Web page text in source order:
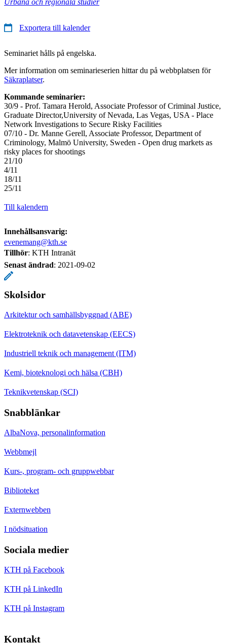
Exportera till kalender
Seminariet hålls på engelska.
Mer information om seminarieserien hittar du på webbplatsen för
Säkraplatser.
Kommande seminarier:
30/9 - Prof. Tamara Herold, Associate Professor of Criminal Justice,
Graduate Director,University of Nevada, Las Vegas, USA - Place
Network Investigations to Secure Risky Facilities
07/10 - Dr. Manne Gerell, Associate Professor, Department of
Criminology, Malmö University, Sweden - Open drug markets as
risky places for shootings
21/10
4/11
18/11
25/11
Till kalendern
Innehållsansvarig:
evenemang@kth.se
Tillhör: KTH Intranät
Senast ändrad: 2021-09-02
Skolsidor
Arkitektur och samhällsbyggnad (ABE)
Elektroteknik och datavetenskap (EECS)
Industriell teknik och management (ITM)
Kemi, bioteknologi och hälsa (CBH)
Teknikvetenskap (SCI)
Snabblänkar
AlbaNova, personalinformation
Webbmejl
Kurs-, program- och gruppwebbar
Biblioteket
Externwebben
I nödsituation
Sociala medier
KTH på Facebook
KTH på LinkedIn
KTH på Instagram
Kontakt